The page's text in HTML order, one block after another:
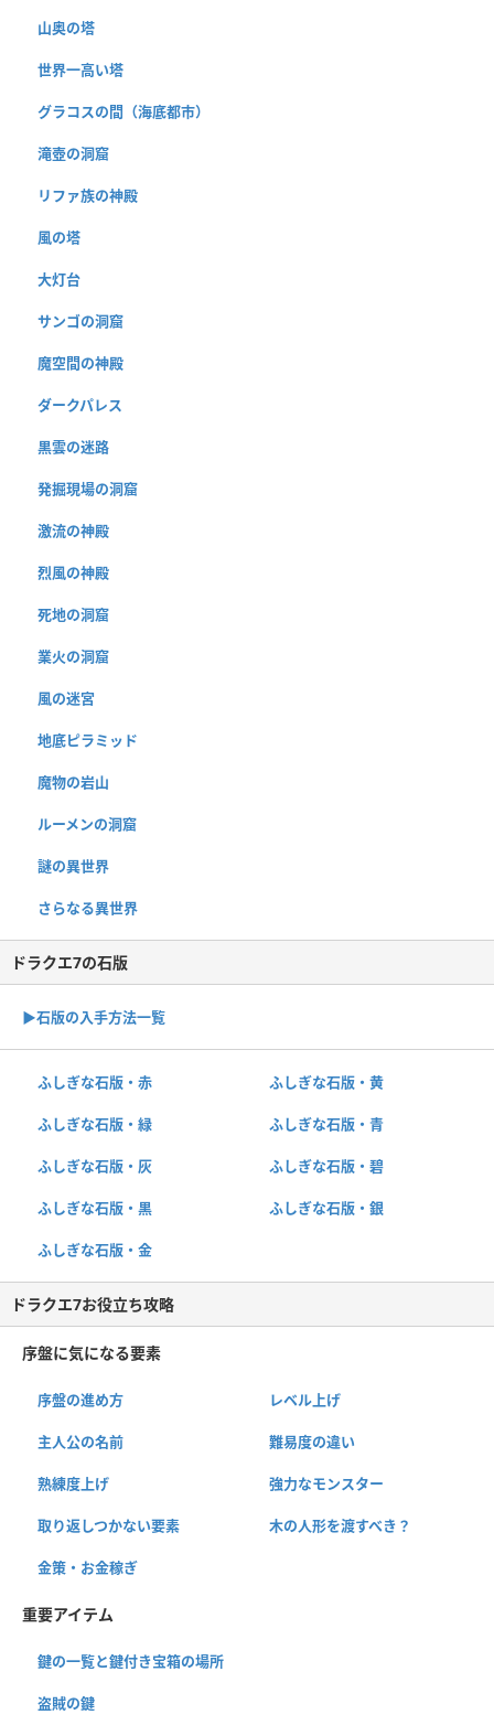
山奥の塔
世界一高い塔
グラコスの間（海底都市）
滝壺の洞窟
リファ族の神殿
風の塔
大灯台
サンゴの洞窟
魔空間の神殿
ダークパレス
黒雲の迷路
発掘現場の洞窟
激流の神殿
烈風の神殿
死地の洞窟
業火の洞窟
風の迷宮
地底ピラミッド
魔物の岩山
ルーメンの洞窟
謎の異世界
さらなる異世界
ドラクエ7の石版
▶︎石版の入手方法一覧
ふしぎな石版・赤 ふしぎな石版・黄
ふしぎな石版・緑 ふしぎな石版・青
ふしぎな石版・灰 ふしぎな石版・碧
ふしぎな石版・黒 ふしぎな石版・銀
ふしぎな石版・金
ドラクエ7お役立ち攻略
序盤に気になる要素
序盤の進め方 レベル上げ
主人公の名前 難易度の違い
熟練度上げ 強力なモンスター
取り返しつかない要素 木の人形を渡すべき？
金策・お金稼ぎ
重要アイテム
鍵の一覧と鍵付き宝箱の場所
盗賊の鍵